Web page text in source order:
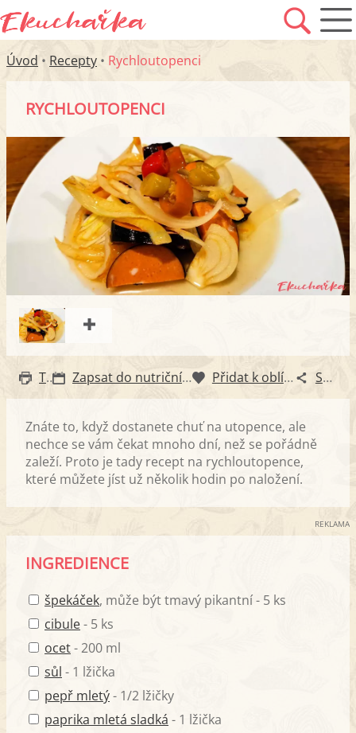
Úvod • Recepty • Rychloutopenci
RYCHLOUTOPENCI
Tisk Zapsat do nutričního diáře Přidat k oblíbeným Sdílet
Znáte to, když dostanete chuť na utopence, ale
nechce se vám čekat mnoho dní, než se pořádně
zaleží. Proto je tady recept na rychloutopence,
které můžete jíst už několik hodin po naložení.
REKLAMA
INGREDIENCE
špekáček, může být tmavý pikantní - 5 ks
cibule- 5 ks
ocet- 200 ml
sůl - 1 lžička
pepř mletý- 1/2 lžičky
paprika mletá sladká - 1 lžička